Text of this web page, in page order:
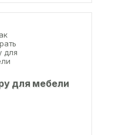
для мебели